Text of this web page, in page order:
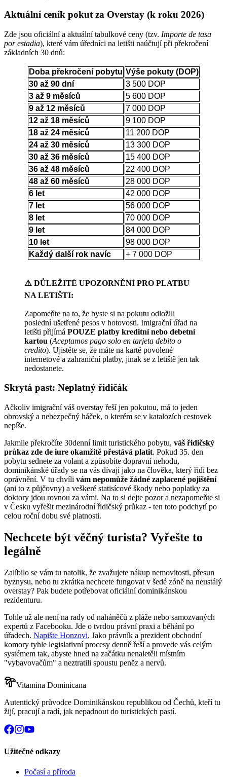
Aktuální ceník pokut za Overstay (k roku 2026)
Zde jsou oficiální a aktuální tabulkové ceny (tzv. Importe de tasa
por estadia), které vám úředníci na letišti naúčtují při překročení
základních 30 dnů:
Doba překročení pobytu Výše pokuty (DOP)
30 až 90 dní
3 500 DOP
3 až 9 měsíců
5 600 DOP
9 až 12 měsíců
7 000 DOP
12 až 18 měsíců
9 100 DOP
18 až 24 měsíců
11 200 DOP
24 až 30 měsíců
13 300 DOP
30 až 36 měsíců
15 400 DOP
36 až 48 měsíců
22 400 DOP
48 až 60 měsíců
28 000 DOP
6 let
42 000 DOP
7 let
56 000 DOP
8 let
70 000 DOP
9 let
84 000 DOP
10 let
98 000 DOP
Každý další rok navíc
+ 7 000 DOP
⚠️ DŮLEŽITÉ UPOZORNĚNÍ PRO PLATBU
NA LETIŠTI:
Zapomeňte na to, že byste si na pokutu odložili
poslední ušetřené pesos v hotovosti. Imigrační úřad na
letišti přijímá POUZE platby kreditní nebo debetní
kartou (Aceptamos pago solo en tarjeta debito o
credito). Ujistěte se, že máte na kartě povolené
internetové a zahraniční platby, jinak se z letiště jen tak
nedostanete.
Skrytá past: Neplatný řidičák
Ačkoliv imigrační váš overstay řeší jen pokutou, má to jeden
obrovský a nebezpečný háček, o kterém se v katalozích cestovek
nepíše.
Jakmile překročíte 30denní limit turistického pobytu, váš řidičský
průkaz zde de iure okamžitě přestává platit. Pokud 35. den
pobytu sednete za volant a způsobíte dopravní nehodu,
dominikánské úřady se na vás dívají jako na člověka, který řídí bez
oprávnění. V tu chvíli vám nepomůže žádné zaplacené pojištění
(ani to z půjčovny) a veškeré statisícové škody nebo poplatky za
doktory jdou rovnou za vámi. Na to si dejte pozor a nezapomeňte si
v Česku vyřešit mezinárodní řidičský průkaz - ten toto podchytí po
celou roční dobu své platnosti.
Nechcete být věčný turista? Vyřešte to
legálně
Zalíbilo se vám tu natolik, že zvažujete nákup nemovitosti, přesun
byznysu, nebo tu zkrátka nechcete fungovat v šedé zóně na neustálý
overstay? Pak budete potřebovat oficiální dominikánskou
rezidenturu.
Tohle už ale není na rady od naháněčů z pláže nebo samozvaných
expertů z Facebooku. Jde o tvrdou právní praxi a běhání po
úřadech. Napište Honzovi. Jako právník a prezident obchodní
komory tyhle legislativní procesy denně řeší a provede vás celým
systémem tak, abyste hned na začátku nenaletěli místním
"vybavovačům" a neztratili spoustu peněz a nervů.
Vitamina Dominicana
Autentický průvodce Dominikánskou republikou od Čechů, kteří tu
žijí, pracují a radí, jak nepadnout do turistických pastí.
Užitečné odkazy
Počasí a příroda